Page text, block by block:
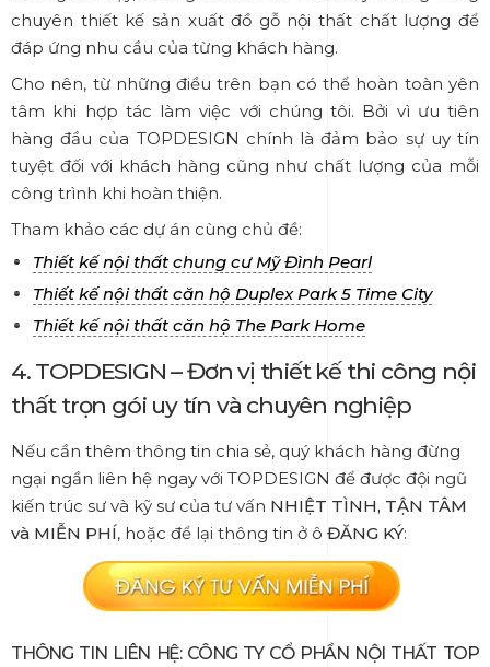
chuyên thiết kế sản xuất đồ gỗ nội thất chất lượng để
đáp ứng nhu cầu của từng khách hàng.
Cho nên, từ những điều trên bạn có thể hoàn toàn yên
tâm khi hợp tác làm việc với chúng tôi. Bởi vì ưu tiên
hàng đầu của TOPDESIGN chính là đảm bảo sự uy tín
tuyệt đối với khách hàng cũng như chất lượng của mỗi
công trình khi hoàn thiện.
Tham khảo các dự án cùng chủ đề:
Thiết kế nội thất chung cư Mỹ Đình Pearl
Thiết kế nội thất căn hộ Duplex Park 5 Time City
Thiết kế nội thất căn hộ The Park Home
4. TOPDESIGN – Đơn vị thiết kế thi công nội
thất trọn gói uy tín và chuyên nghiệp
Nếu cần thêm thông tin chia sẻ, quý khách hàng đừng
ngại ngần liên hệ ngay với TOPDESIGN để được đội ngũ
kiến trúc sư và kỹ sư của tư vấn NHIỆT TÌNH, TẬN TÂM
và MIỄN PHÍ, hoặc để lại thông tin ở ô ĐĂNG KÝ:
THÔNG TIN LIÊN HỆ: CÔNG TY CỔ PHẦN NỘI THẤT TOP